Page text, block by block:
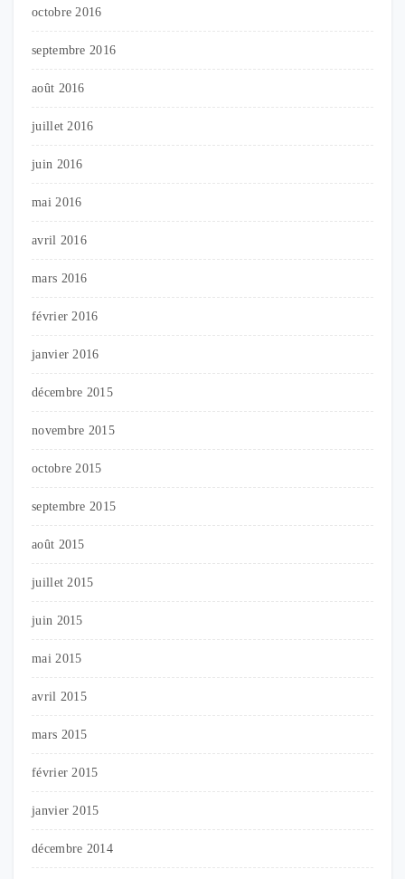
octobre 2016
septembre 2016
août 2016
juillet 2016
juin 2016
mai 2016
avril 2016
mars 2016
février 2016
janvier 2016
décembre 2015
novembre 2015
octobre 2015
septembre 2015
août 2015
juillet 2015
juin 2015
mai 2015
avril 2015
mars 2015
février 2015
janvier 2015
décembre 2014